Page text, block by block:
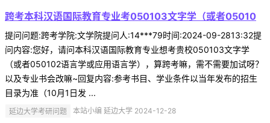
跨考本科汉语国际教育专业考050103文字学（或者05010
提问问题:跨考学院:文学院提问人:14***79时间:2024-09-2813:32提
问内容:您好，请问本科汉语国际教育专业想考贵校050103文字学
（或者050102语言学或应用语言学），算跨考嘛，需不需要加试呀？
以及专业书会改嘛~回复内容:参考书目、学业条件以当年发布的招生
目录为准（10月1日发 ...
延边大学考研问题 本站小编 延边大学 2024-12-28